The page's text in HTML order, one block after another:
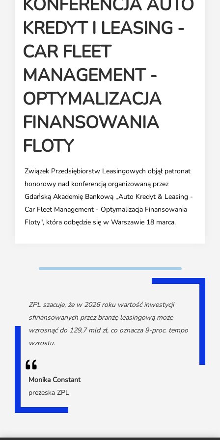
Partnerzy ZPL
Materiały do pobrania
Kontakt dla mediów
Klauzule informacyjne
KONFERENCJA AUTO
KREDYT I LEASING -
CAR FLEET
MANAGEMENT -
OPTYMALIZACJA
FINANSOWANIA
FLOTY
Związek Przedsiębiorstw Leasingowych objął patronat
honorowy nad konferencją organizowaną przez
Gdańską Akademię Bankową „Auto Kredyt & Leasing -
Car Fleet Management - Optymalizacja Finansowania
Floty", która odbędzie się w Warszawie 18 marca.
ZPL szacuje, że w 2026 roku wartość inwestycji
sfinansowanych przez branżę leasingową może
wzrosnąć do 129,7 mld zł, co oznacza 9-proc. tempo
wzrostu.
Monika Constant
prezeska ZPL